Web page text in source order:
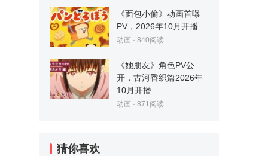
《面包小偷》动画首曝
PV，2026年10月开播
动画 · 840阅读
《她朋友》角色PV公
开，古河香织篇2026年
10月开播
动画 · 871阅读
猜你喜欢